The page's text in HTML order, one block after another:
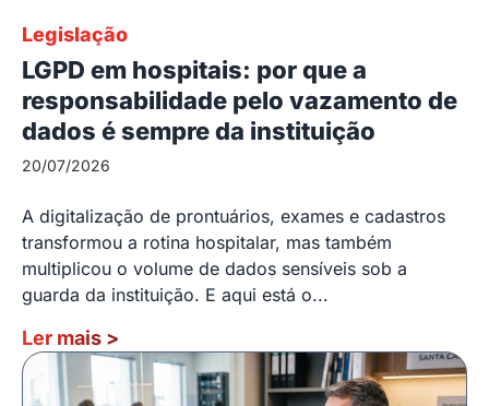
Legislação
LGPD em hospitais: por que a
responsabilidade pelo vazamento de
dados é sempre da instituição
20/07/2026
A digitalização de prontuários, exames e cadastros
transformou a rotina hospitalar, mas também
multiplicou o volume de dados sensíveis sob a
guarda da instituição. E aqui está o...
Ler mais >